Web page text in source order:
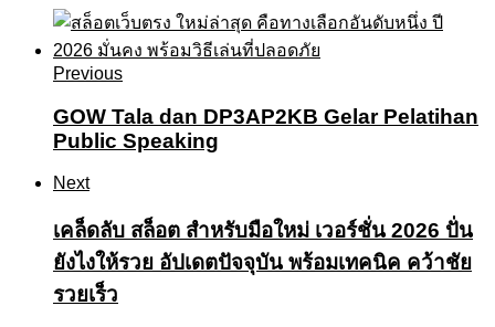
Previous
GOW Tala dan DP3AP2KB Gelar Pelatihan
Public Speaking
Next
เคล็ดลับ สล็อต สำหรับมือใหม่ เวอร์ชั่น 2026 ปั่น
ยังไงให้รวย อัปเดตปัจจุบัน พร้อมเทคนิค คว้าชัย
รวยเร็ว